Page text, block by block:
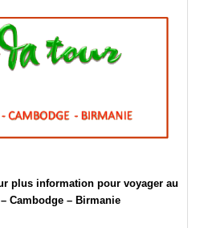
plus information pour voyager au
Cambodge – Birmanie